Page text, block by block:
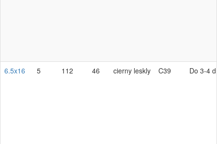
6.5x16 5 112 46 cierny leskly C39 Do 3-4